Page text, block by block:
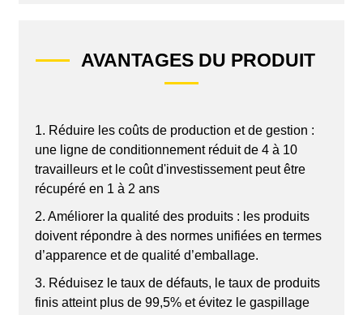
AVANTAGES DU PRODUIT
1. Réduire les coûts de production et de gestion :
une ligne de conditionnement réduit de 4 à 10
travailleurs et le coût d'investissement peut être
récupéré en 1 à 2 ans
2. Améliorer la qualité des produits : les produits
doivent répondre à des normes unifiées en termes
d’apparence et de qualité d’emballage.
3. Réduisez le taux de défauts, le taux de produits
finis atteint plus de 99,5% et évitez le gaspillage